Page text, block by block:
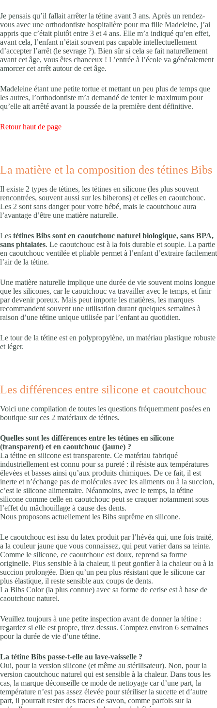
Je pensais qu’il fallait arrêter la tétine avant 3 ans. Après un rendez-
vous avec une orthodontiste hospitalière pour ma fille Madeleine, j’ai
appris que c’était plutôt entre 3 et 4 ans. Elle m’a indiqué qu’en effet,
avant cela, l’enfant n’était souvent pas capable intellectuellement
d’accepter l’arrêt (le sevrage ?). Bien sûr si cela se fait naturellement
avant cet âge, vous êtes chanceux ! L’entrée à l’école va généralement
amorcer cet arrêt autour de cet âge.
Madeleine étant une petite tortue et mettant un peu plus de temps que
les autres, l’orthodontiste m’a demandé de tenter le maximum pour
qu’elle ait arrêté avant la poussée de la première dent définitive.
Retour haut de page
La matière et la composition des tétines Bibs
Il existe 2 types de tétines, les tétines en silicone (les plus souvent
rencontrées, souvent aussi sur les biberons) et celles en caoutchouc.
Les 2 sont sans danger pour votre bébé, mais le caoutchouc aura
l’avantage d’être une matière naturelle.
Les tétines Bibs sont en caoutchouc naturel biologique, sans BPA,
sans phtalates. Le caoutchouc est à la fois durable et souple. La partie
en caoutchouc ventilée et pliable permet à l’enfant d’extraire facilement
l’air de la tétine.
Une matière naturelle implique une durée de vie souvent moins longue
que les silicones, car le caoutchouc va travailler avec le temps, et finir
par devenir poreux. Mais peut importe les matières, les marques
recommandent souvent une utilisation durant quelques semaines à
raison d’une tétine unique utilisée par l’enfant au quotidien.
Le tour de la tétine est en polypropylène, un matériau plastique robuste
et léger.
Les différences entre silicone et caoutchouc
Voici une compilation de toutes les questions fréquemment posées en
boutique sur ces 2 matériaux de tétines.
Quelles sont les différences entre les tétines en silicone
(transparent) et en caoutchouc (jaune) ?
La tétine en silicone est transparente. Ce matériau fabriqué
industriellement est connu pour sa pureté : il résiste aux températures
élevées et basses ainsi qu’aux produits chimiques. De ce fait, il est
inerte et n’échange pas de molécules avec les aliments ou à la succion,
c’est le silicone alimentaire. Néanmoins, avec le temps, la tétine
silicone comme celle en caoutchouc peut se craquer notamment sous
l’effet du mâchouillage à cause des dents.
Nous proposons actuellement les Bibs suprême en silicone.
Le caoutchouc est issu du latex produit par l’hévéa qui, une fois traité,
a la couleur jaune que vous connaissez, qui peut varier dans sa teinte.
Comme le silicone, ce caoutchouc est doux, reprend sa forme
originelle. Plus sensible à la chaleur, il peut gonfler à la chaleur ou à la
succion prolongée. Bien qu’un peu plus résistant que le silicone car
plus élastique, il reste sensible aux coups de dents.
La Bibs Color (la plus connue) avec sa forme de cerise est à base de
caoutchouc naturel.
Veuillez toujours à une petite inspection avant de donner la tétine :
regardez si elle est propre, tirez dessus. Comptez environ 6 semaines
pour la durée de vie d’une tétine.
La tétine Bibs passe-t-elle au lave-vaisselle ?
Oui, pour la version silicone (et même au stérilisateur). Non, pour la
version caoutchouc naturel qui est sensible à la chaleur. Dans tous les
cas, la marque déconseille ce mode de nettoyage car d’une part, la
température n’est pas assez élevée pour stériliser la sucette et d’autre
part, il pourrait rester des traces de savon, comme parfois sur la